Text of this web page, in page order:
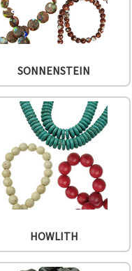
SONNENSTEIN
HOWLITH